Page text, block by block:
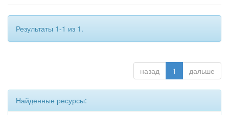
Результаты 1-1 из 1.
назад 1 дальше
Найденные ресурсы: